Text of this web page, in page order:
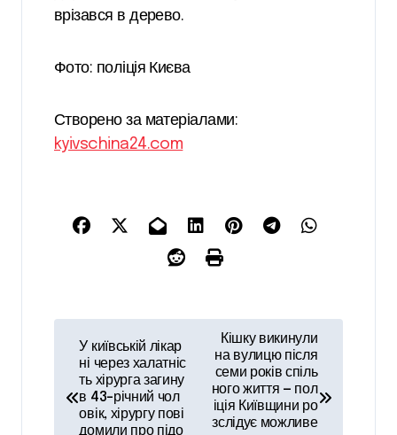
врізався в дерево.
Фото: поліція Києва
Створено за матеріалами:
kyivschina24.com
в
У київській лікар
ні через халатніс
ть хірурга загину
в 43-річний чол
овік, хірургу пові
домили про підо
Кішку викинули
на вулицю після
семи років спіль
ного життя — пол
іція Київщини ро
зслідує можливе